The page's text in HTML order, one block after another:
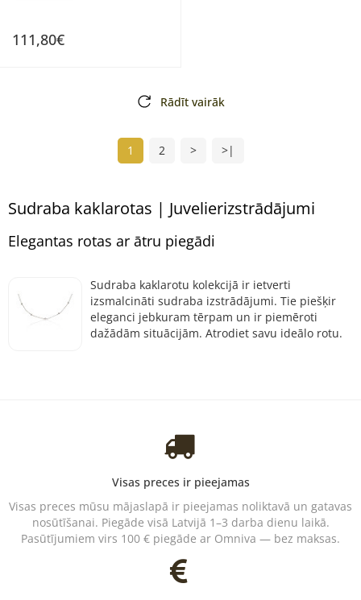
111,80€
Rādīt vairāk
1 2 > >|
Sudraba kaklarotas | Juvelierizstrādājumi
Elegantas rotas ar ātru piegādi
Sudraba kaklarotu kolekcijā ir ietverti
izsmalcināti sudraba izstrādājumi. Tie piešķir
eleganci jebkuram tērpam un ir piemēroti
dažādām situācijām. Atrodiet savu ideālo rotu.
Visas preces ir pieejamas
Visas preces mūsu mājaslapā ir pieejamas noliktavā un gatavas
nosūtīšanai. Piegāde visā Latvijā 1–3 darba dienu laikā.
Pasūtījumiem virs 100 € piegāde ar Omniva — bez maksas.